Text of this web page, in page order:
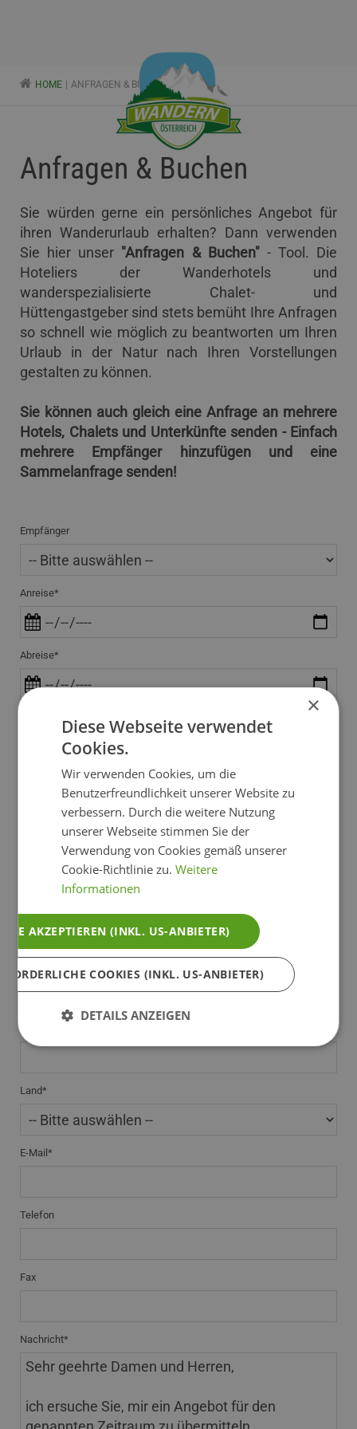
HOME ANFRAGEN & BUCHEN
Anfragen & Buchen
Sie würden gerne ein persönliches Angebot für
ihren Wanderurlaub erhalten? Dann verwenden
Sie hier unser "Anfragen & Buchen"- Tool. Die
Hoteliers der Wanderhotels und
wanderspezialisierte Chalet- und
Hüttengastgeber sind stets bemüht Ihre Anfragen
so schnell wie möglich zu beantworten um Ihren
Urlaub in der Natur nach Ihren Vorstellungen
gestalten zu können.
Sie können auch gleich eine Anfrage an mehrere
Hotels, Chalets und Unterkünfte senden - Einfach
mehrere Empfänger hinzufügen und eine
Sammelanfrage senden!
Empfänger
Anreise*
Abreise*
Anzahl der Erwachsenen*
Anzahl der Kinder
Land*
E-Mail*
Telefon
Fax
Nachricht*
×
Diese Webseite verwendet
Cookies.
Wir verwenden Cookies, um die
Benutzerfreundlichkeit unserer Website zu
verbessern. Durch die weitere Nutzung
unserer Webseite stimmen Sie der
Verwendung von Cookies gemäß unserer
Cookie-Richtlinie zu.Weitere
Informationen
AKZEPTIEREN (INKL. US-ANBIETER)
COOKIES (INKL. US-ANBIETER)
DETAILS ANZEIGEN